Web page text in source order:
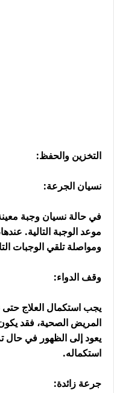
التخزين والحفظ:
نسيان الجرعة:
في حالة نسيان وجبة
موعد الوجبة التالية.
ومواصلة تلقي الوجبات
وقف الدواء:
يجب استكمال العلاج حتى
المريض الصحية، فقد يكون
يعود إلى الظهور في حال
استكماله.
جرعة زائدة: